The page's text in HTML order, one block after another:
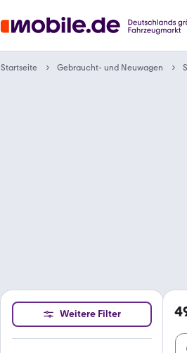
Startseite Gebraucht- und Neuwagen
Weitere Filter